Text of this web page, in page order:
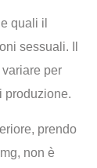
quali il
sessuali. Il
per
produzione.
prendo
non è